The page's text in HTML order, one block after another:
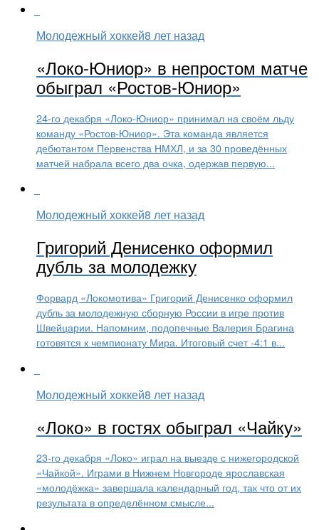
Молодежный хоккей8 лет назад
«Локо-Юниор» в непростом матче
обыграл «Ростов-Юниор»
24-го декабря «Локо-Юниор» принимал на своём льду
команду «Ростов-Юниор». Эта команда является
дебютантом Первенства НМХЛ, и за 30 проведённых
матчей набрала всего два очка, одержав первую...
Молодежный хоккей8 лет назад
Григорий Денисенко оформил
дубль за молодежку
Форвард «Локомотива» Григорий Денисенко оформил
дубль за молодежную сборную России в игре против
Швейцарии. Напомним, подопечные Валерия Брагина
готовятся к чемпионату Мира. Итоговый счет -4:1 в...
Молодежный хоккей8 лет назад
«Локо» в гостях обыграл «Чайку»
23-го декабря «Локо» играл на выезде с нижегородской
«Чайкой». Играми в Нижнем Новгороде ярославская
«молодёжка» завершала календарный год, так что от их
результата в определённом смысле...